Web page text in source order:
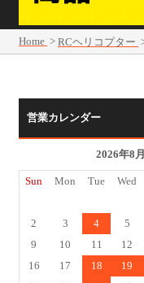
Home > RCヘリコプター
営業カレンダー
2026年8月
Sun Mon Tue Wed
2
3 4 5
9
10 11 12
16
17 18 19